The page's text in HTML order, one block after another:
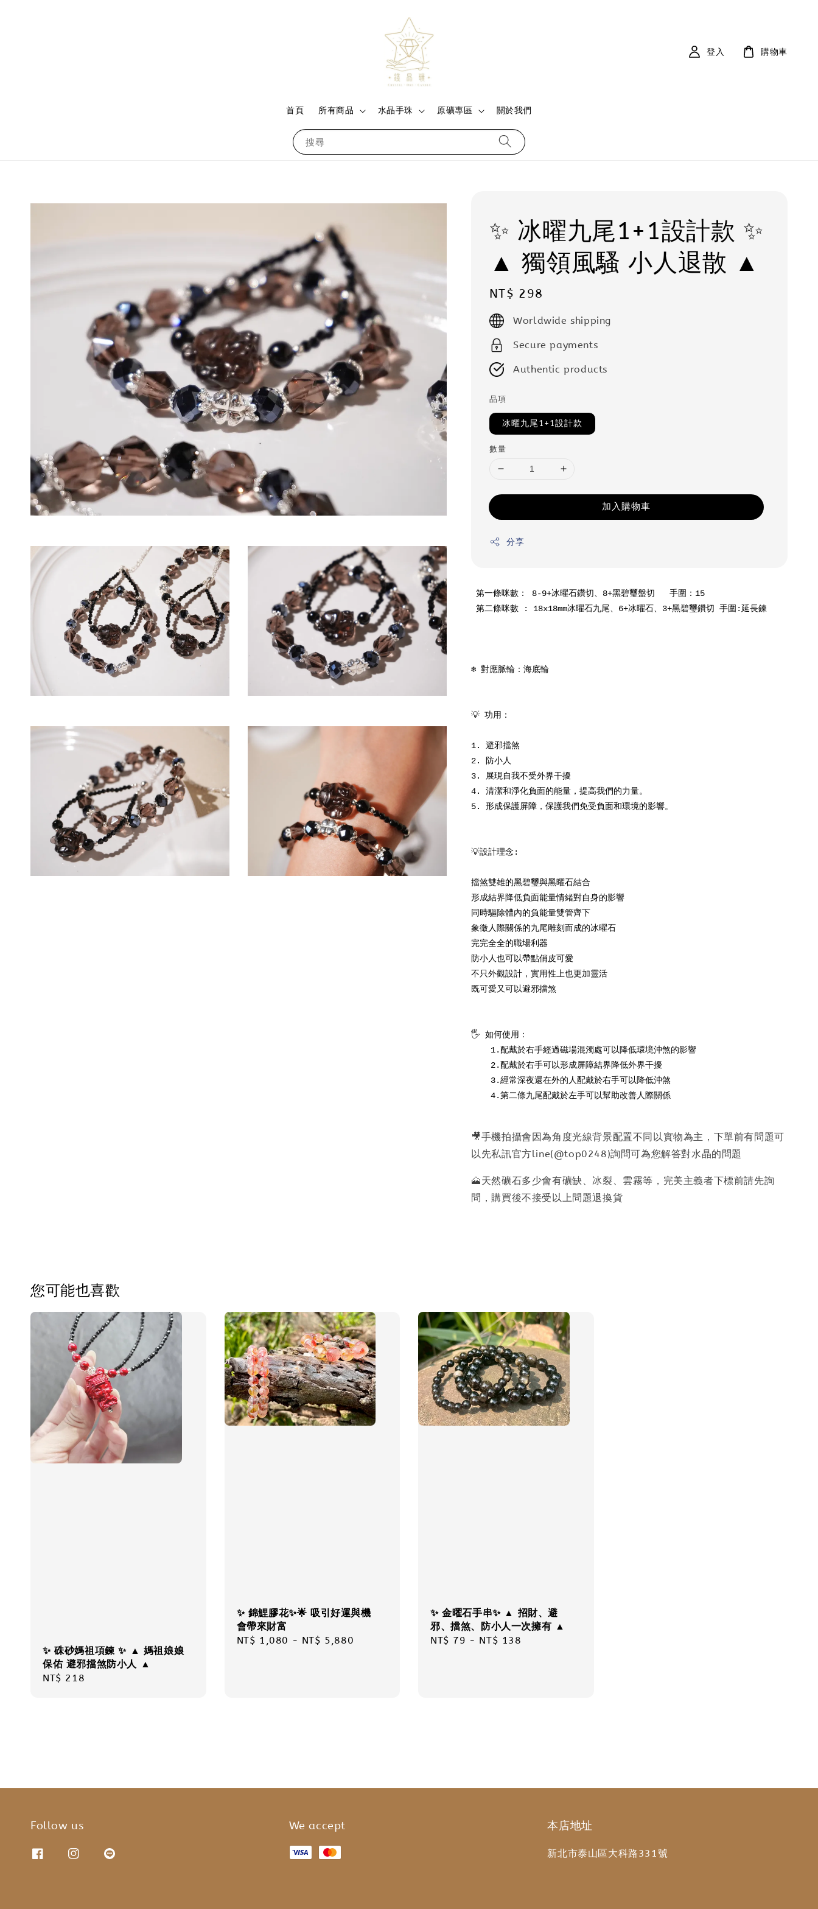
搜尋
首頁 所有商品 水晶手珠 原礦專區 關於我們
登入 購物車
✨ 冰曜九尾1+1設計款 ✨
▲ 獨領風騷 小人退散 ▲
Regular
price
NT$ 298
Worldwide shipping
Secure payments
Authentic products
品項
冰曜九尾1+1設計款
數量
加入購物車
分享
第一條咪數： 8-9+冰曜石鑽切、8+黑碧璽盤切   手圍：15
第二條咪數 : 18x18mm冰曜石九尾、6+冰曜石、3+黑碧璽鑽切 手圍:延長鍊
❄️ 對應脈輪：海底輪
💡 功用：
1. 避邪擋煞
2. 防小人
3. 展現自我不受外界干擾
4. 清潔和淨化負面的能量，提高我們的力量。
5. 形成保護屏障，保護我們免受負面和環境的影響。
💡設計理念:
擋煞雙雄的黑碧璽與黑曜石結合
形成結界降低負面能量情緒對自身的影響
同時驅除體內的負能量雙管齊下
象徵人際關係的九尾雕刻而成的冰曜石
完完全全的職場利器
防小人也可以帶點俏皮可愛
不只外觀設計，實用性上也更加靈活
既可愛又可以避邪擋煞
🖐️ 如何使用：
    4.第二條九尾配戴於左手可以幫助改善人際關係
🎥手機拍攝會因為角度光線背景配置不同以實物為主，下單前有問題可
以先私訊官方line(@top0248)詢問可為您解答對水晶的問題
🗻天然礦石多少會有礦缺、冰裂、雲霧等，完美主義者下標前請先詢
問，購買後不接受以上問題退換貨
您可能也喜歡
✨ 硃砂媽祖項鍊 ✨ ▲ 媽祖娘娘
保佑 避邪擋煞防小人 ▲
Regular
NT$ 218
✨ 錦鯉膠花✨🌟 吸引好運與機
會帶來財富
Regular
NT$ 1,080 - NT$ 5,880
✨ 金曜石手串✨ ▲ 招財、避
邪、擋煞、防小人一次擁有 ▲
Regular
NT$ 79 - NT$ 138
Follow us We accept 本店地址
新北市泰山區大科路331號